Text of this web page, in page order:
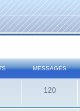
MESSAGES
120